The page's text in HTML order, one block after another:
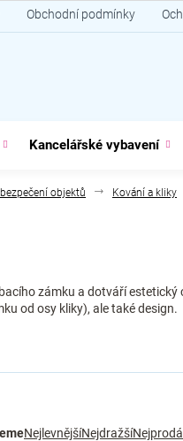
Obchodní podmínky
Kancelářské vybavení
objektů Kování a kliky
zámku a dotváří
od osy kliky), ale také design.
NejlevnějšíNejdražší